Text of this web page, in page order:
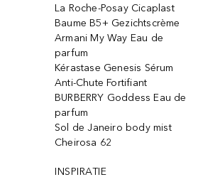
La Roche-Posay Cicaplast
Baume B5+ Gezichtscrème
Armani My Way Eau de
parfum
Kérastase Genesis Sérum
Anti-Chute Fortifiant
BURBERRY Goddess Eau de
parfum
Sol de Janeiro body mist
Cheirosa 62
INSPIRATIE